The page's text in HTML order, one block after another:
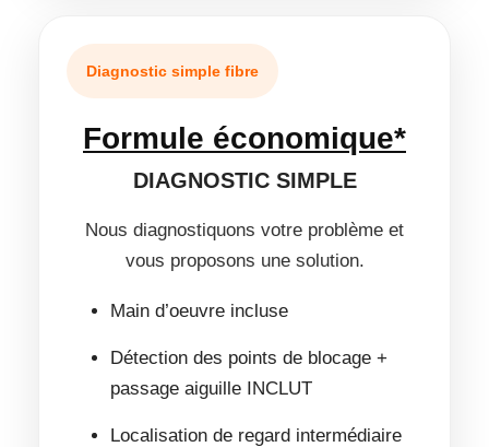
Diagnostic simple fibre
Formule économique*
DIAGNOSTIC SIMPLE
Nous diagnostiquons votre problème et
vous proposons une solution.
Main d’oeuvre incluse
Détection des points de blocage +
passage aiguille INCLUT
Localisation de regard intermédiaire